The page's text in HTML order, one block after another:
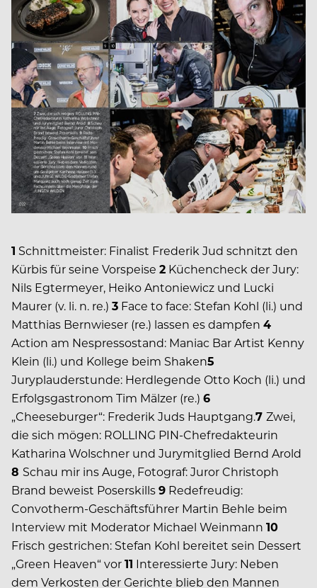
1 Schnittmeister: Finalist Frederik Jud schnitzt den
Kürbis für seine Vorspeise 2 Küchencheck der Jury:
Nils Egtermeyer, Heiko Antoniewicz und Lucki
Maurer (v. li. n. re.) 3 Face to face: Stefan Kohl (li.) und
Matthias Bernwieser (re.) lassen es dampfen 4
Action am Nespressostand: Maniac Bar Artist Kenny
Klein (li.) und Kollege beim Shaken5
Juryplauderstunde: Herdlegende Otto Koch (li.) und
Erfolgsgastronom Tim Mälzer (re.) 6
„Cheeseburger“: Frederik Juds Hauptgang.7 Zwei,
die sich mögen: ROLLING PIN-Chefredakteurin
Katharina Wolschner und Jurymitglied Bernd Arold
8 Schau mir ins Auge, Fotograf: Juror Christoph
Brand beweist Poserskills9 Redefreudig:
Convotherm-Geschäftsführer Martin Behle beim
Interview mit Moderator Michael Weinmann 10
Frisch gestrichen: Stefan Kohl bereitet sein Dessert
„Green Heaven“ vor11 Interessierte Jury: Neben
dem Verkosten der Gerichte blieb den Mannen